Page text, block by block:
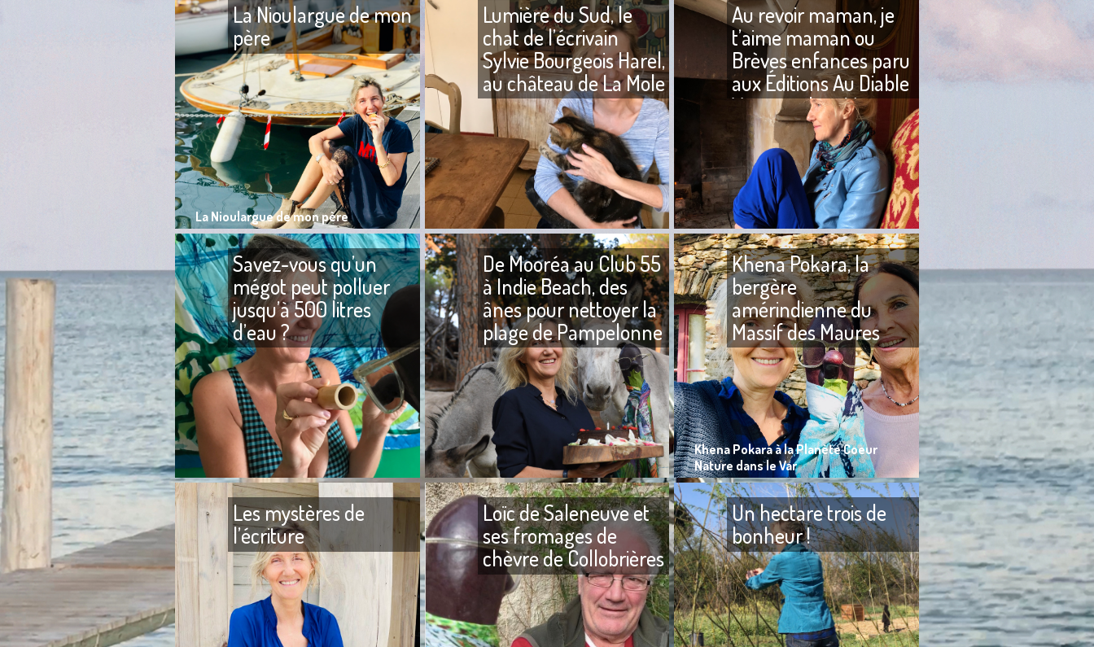
La Nioulargue de mon
père
En croquant dans une
madeleine qui vient des Deux
frères, ma boulangerie
préférée de Saint-Tropez,
assise devant Alcyon, un vieux
La Nioulargue de mon père
Lumière du Sud, le
chat de l’écrivain
Sylvie Bourgeois Harel,
au château de La Mole
Il y a parfois des journées de
bonheur tout simple, comme
ce samedi 3 mars 2018 où
quatre biquettes sont
Au revoir maman, je
t’aime maman ou
Brèves enfances paru
aux Éditions Au Diable
Vauvert chez Marion
Mazauric
Savez-vous qu’un
mégot peut polluer
jusqu’à 500 litres
d’eau ?
Je déteste la fumée de
cigarettes, je trouve que ça
pue et que les personnes qui
fument sentent mauvais de
De Mooréa au Club 55
à Indie Beach, des
ânes pour nettoyer la
plage de Pampelonne
De Mooréa au Club 55 à Indie
Beach, des ânes nettoient la
plage de Pampelonne à
Ramatuelle. J'ai toujours adoré
Khena Pokara, la
bergère
amérindienne du
Massif des Maures
J’ai rencontré Khena et Dadou
un dimanche où elle m’a fait
goûter ses fromages de
chèvres à l’Oasis Esperanza, le
Khena Pokara à la Planète Coeur
Nature dans le Var
Les mystères de
l’écriture
Loïc de Saleneuve et
ses fromages de
chèvre de Collobrières
Un hectare trois de
bonheur !
Enfant, j’adorais lorsque